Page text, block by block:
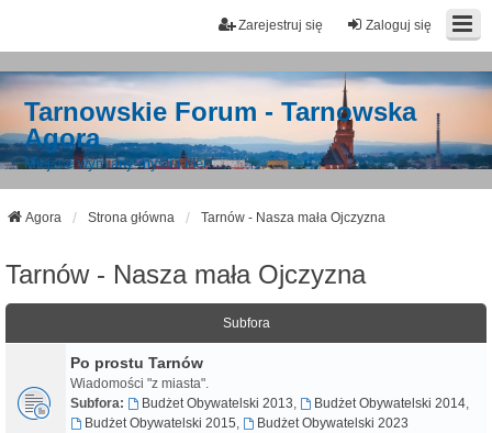
Zaloguj się
Zarejestruj się
Tarnowskie Forum - Tarnowska
Agora
Miejsce wymiany myśli i idei
Agora Strona główna Tarnów - Nasza mała Ojczyzna
Tarnów - Nasza mała Ojczyzna
Subfora
Po prostu Tarnów
Wiadomości "z miasta".
Subfora:
Budżet Obywatelski 2013, Budżet Obywatelski 2014,
Budżet Obywatelski 2015,
Budżet Obywatelski 2023